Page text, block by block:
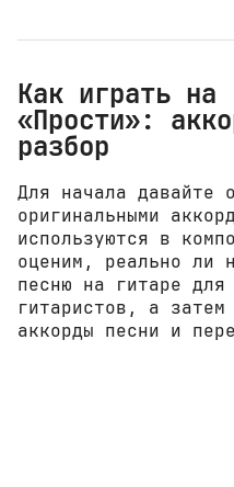
Как играть на
«Прости»:
разбор
Для начала давайте
оригинальными
используются в
оценим, реально ли
песню на гитаре для
гитаристов, а
аккорды песни и